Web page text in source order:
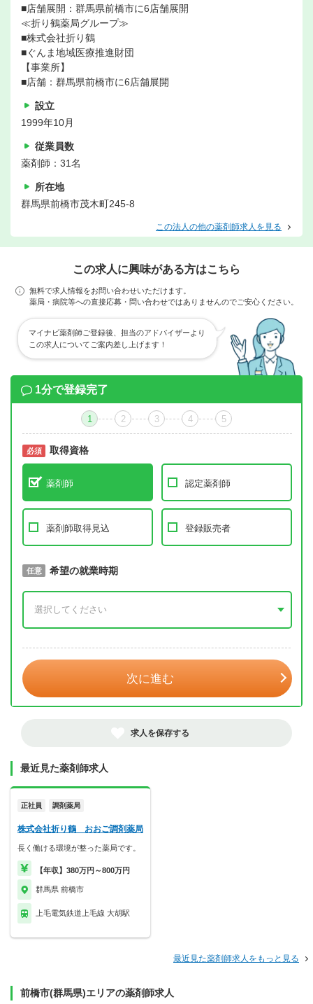
■店舗展開：群馬県前橋市に6店舗展開
≪折り鶴薬局グループ≫
■株式会社折り鶴
■ぐんま地域医療推進財団
【事業所】
■店舗：群馬県前橋市に6店舗展開
設立
1999年10月
従業員数
薬剤師：31名
所在地
群馬県前橋市茂木町245-8
この法人の他の薬剤師求人を見る
この求人に興味がある方はこちら
無料で求人情報をお問い合わせいただけます。
薬局・病院等への直接応募・問い合わせではありませんのでご安心ください。
マイナビ薬剤師ご登録後、担当のアドバイザーより
この求人についてご案内差し上げます！
1分で登録完了
1 2 3 4 5
必須 取得資格
薬剤師 認定薬剤師
薬剤師取得見込 登録販売者
必須 取得予定年
任意 希望の就業時期
次に進む
求人を保存する
最近見た薬剤師求人
正社員 調剤薬局
株式会社折り鶴 おおご調剤薬局
長く働ける環境が整った薬局です。
【年収】380万円～800万円
群馬県 前橋市
上毛電気鉄道上毛線 大胡駅
最近見た薬剤師求人をもっと見る
前橋市(群馬県)エリアの薬剤師求人